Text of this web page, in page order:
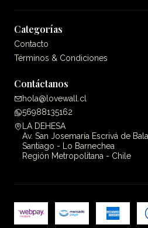
Categorías
Contacto
Términos & Condiciones
Contáctanos
hola@lovewall.cl
56988135162
LA DEHESA
Av. San Josemaría Escrivá de
Santiago - Lo Barnechea
Región Metropolitana - Chile